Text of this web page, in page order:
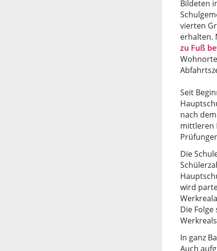
Bildeten
vierten
erhalten.
zu Fuß
Seit
nach
mittleren
Die
wird
Die
In ganz
Auch